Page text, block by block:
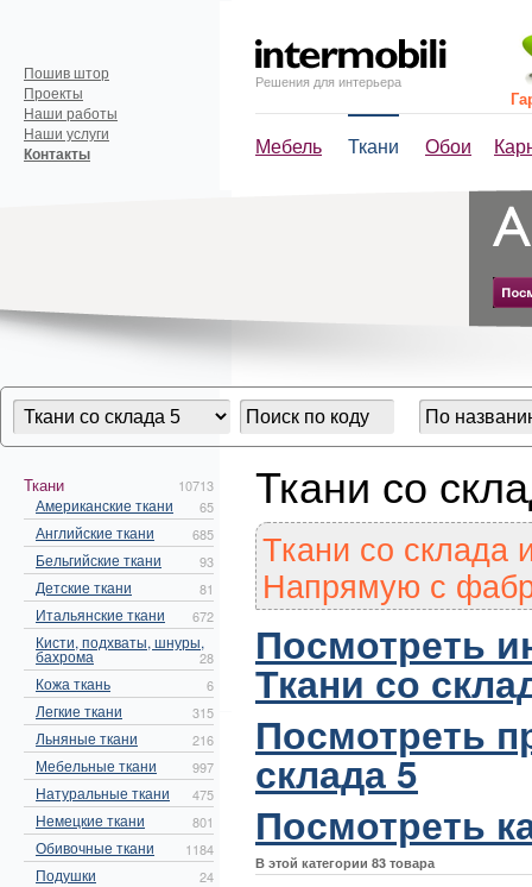
Решения для интерьера
Мебель Ткани Обои
Пошив штор
Проекты
Наши работы
Наши услуги
Контакты
Ткани 10713
Американские ткани 65
Английские ткани 685
Бельгийские ткани 93
Детские ткани 81
Итальянские ткани 672
Кисти, подхваты, шнуры,
бахрома 28
Кожа ткань 6
Легкие ткани 315
Льняные ткани 216
Мебельные ткани 997
Натуральные ткани 475
Немецкие ткани 801
Обивочные ткани 1184
Подушки 24
Ткани со
Ткани со склада
Напрямую с
Посмотреть
Ткани со
Посмотреть
склада 5
Посмотреть
В этой категории 83 товара